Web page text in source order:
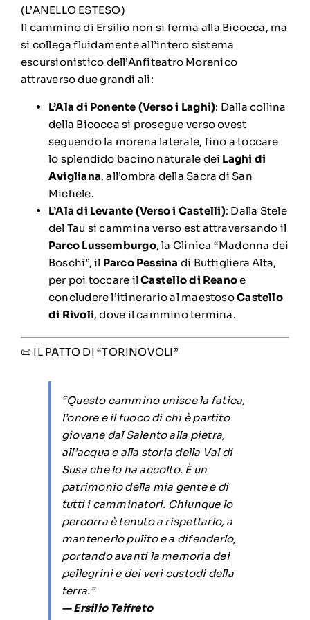
(L’ANELLO ESTESO)
Il cammino di Ersilio non si ferma alla Bicocca, ma
si collega fluidamente all’intero sistema
escursionistico dell’Anfiteatro Morenico
attraverso due grandi ali:
L’Ala di Ponente (Verso i Laghi): Dalla collina
della Bicocca si prosegue verso ovest
seguendo la morena laterale, fino a toccare
lo splendido bacino naturale dei Laghi di
Avigliana, all’ombra della Sacra di San
Michele.
L’Ala di Levante (Verso i Castelli): Dalla Stele
del Tau si cammina verso est attraversando il
Parco Lussemburgo, la Clinica “Madonna dei
Boschi”, il Parco Pessina di Buttigliera Alta,
per poi toccare ilCastello di Reanoe
concludere l’itinerario al maestosoCastello
di Rivoli, dove il cammino termina.
📜 IL PATTO DI “TORINOVOLI”
“Questo cammino unisce la fatica,
l’onore e il fuoco di chi è partito
giovane dal Salento alla pietra,
all’acqua e alla storia della Val di
Susa che lo ha accolto. È un
patrimonio della mia gente e di
tutti i camminatori. Chiunque lo
percorra è tenuto a rispettarlo, a
mantenerlo pulito e a difenderlo,
portando avanti la memoria dei
pellegrini e dei veri custodi della
terra.”
— Ersilio Teifreto